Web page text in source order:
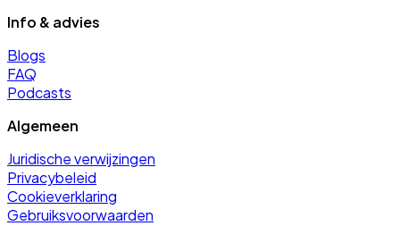
Info & advies
Blogs
FAQ
Podcasts
Algemeen
Juridische verwijzingen
Privacybeleid
Cookieverklaring
Gebruiksvoorwaarden